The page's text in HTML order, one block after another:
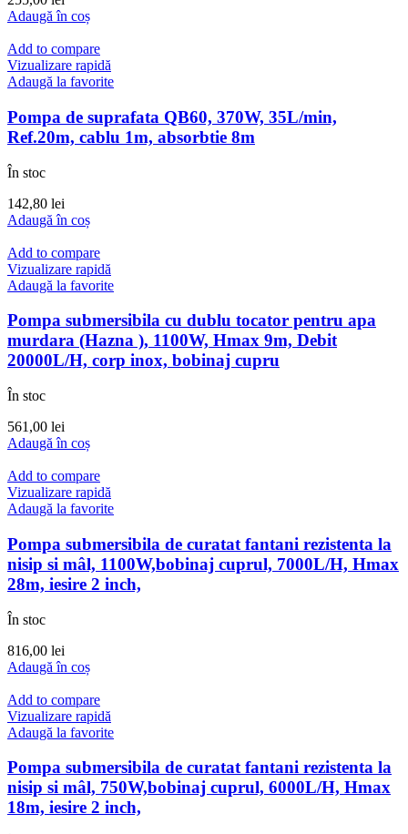
Adaugă în coș
Add to compare
Vizualizare rapidă
Adaugă la favorite
Pompa de suprafata QB60, 370W, 35L/min,
Ref.20m, cablu 1m, absorbtie 8m
În stoc
142,80 lei
Adaugă în coș
Add to compare
Vizualizare rapidă
Adaugă la favorite
Pompa submersibila cu dublu tocator pentru apa
murdara (Hazna ), 1100W, Hmax 9m, Debit
20000L/H, corp inox, bobinaj cupru
În stoc
561,00 lei
Adaugă în coș
Add to compare
Vizualizare rapidă
Adaugă la favorite
Pompa submersibila de curatat fantani rezistenta la
nisip si mâl, 1100W,bobinaj cuprul, 7000L/H, Hmax
28m, iesire 2 inch,
În stoc
816,00 lei
Adaugă în coș
Add to compare
Vizualizare rapidă
Adaugă la favorite
Pompa submersibila de curatat fantani rezistenta la
nisip si mâl, 750W,bobinaj cuprul, 6000L/H, Hmax
18m, iesire 2 inch,